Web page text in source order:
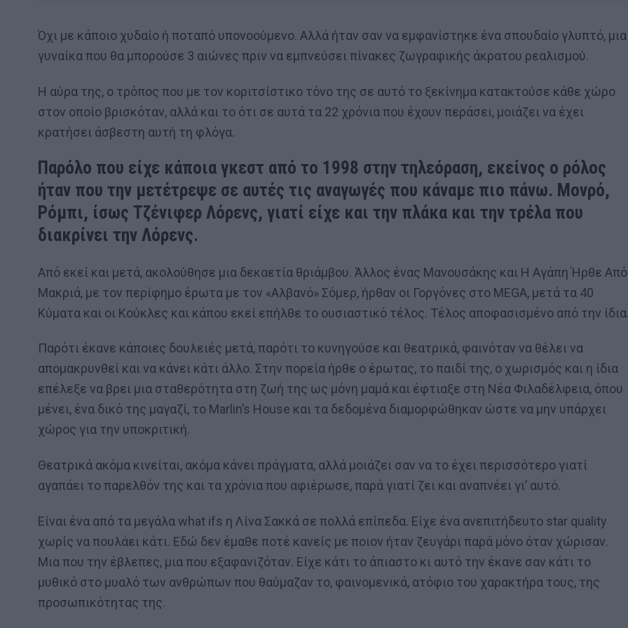
Όχι με κάποιο χυδαίο ή ποταπό υπονοούμενο. Αλλά ήταν σαν να εμφανίστηκε ένα σπουδαίο γλυπτό, μια
γυναίκα που θα μπορούσε 3 αιώνες πριν να εμπνεύσει πίνακες ζωγραφικής άκρατου ρεαλισμού.
Η αύρα της, ο τρόπος που με τον κοριτσίστικο τόνο της σε αυτό το ξεκίνημα κατακτούσε κάθε χώρο
στον οποίο βρισκόταν, αλλά και το ότι σε αυτά τα 22 χρόνια που έχουν περάσει, μοιάζει να έχει
κρατήσει άσβεστη αυτή τη φλόγα.
Παρόλο που είχε κάποια γκεστ από το 1998 στην τηλεόραση, εκείνος ο ρόλος
ήταν που την μετέτρεψε σε αυτές τις αναγωγές που κάναμε πιο πάνω. Μονρό,
Ρόμπι, ίσως Τζένιφερ Λόρενς, γιατί είχε και την πλάκα και την τρέλα που
διακρίνει την Λόρενς.
Από εκεί και μετά, ακολούθησε μια δεκαετία θριάμβου. Άλλος ένας Μανουσάκης και Η Αγάπη Ήρθε Από
Μακριά, με τον περίφημο έρωτα με τον «Αλβανό» Σόμερ, ήρθαν οι Γοργόνες στο MEGA, μετά τα 40
Κύματα και οι Κούκλες και κάπου εκεί επήλθε το ουσιαστικό τέλος. Τέλος αποφασισμένο από την
Παρότι έκανε κάποιες δουλειές μετά, παρότι το κυνηγούσε και θεατρικά, φαινόταν να θέλει να
απομακρυνθεί και να κάνει κάτι άλλο. Στην πορεία ήρθε ο έρωτας, το παιδί της, ο χωρισμός και η ίδια
επέλεξε να βρει μια σταθερότητα στη ζωή της ως μόνη μαμά και έφτιαξε στη Νέα Φιλαδέλφεια, όπου
μένει, ένα δικό της μαγαζί, το Marlin’s House και τα δεδομένα διαμορφώθηκαν ώστε να μην υπάρχει
χώρος για την υποκριτική.
Θεατρικά ακόμα κινείται, ακόμα κάνει πράγματα, αλλά μοιάζει σαν να το έχει περισσότερο γιατί
αγαπάει το παρελθόν της και τα χρόνια που αφιέρωσε, παρά γιατί ζει και αναπνέει γι’ αυτό.
Είναι ένα από τα μεγάλα what ifs η Λίνα Σακκά σε πολλά επίπεδα. Είχε ένα ανεπιτήδευτο star quality
χωρίς να πουλάει κάτι. Εδώ δεν έμαθε ποτέ κανείς με ποιον ήταν ζευγάρι παρά μόνο όταν χώρισαν.
Μια που την έβλεπες, μια που εξαφανιζόταν. Είχε κάτι το άπιαστο κι αυτό την έκανε σαν κάτι το
μυθικό στο μυαλό των ανθρώπων που θαύμαζαν το, φαινομενικά, ατόφιο του χαρακτήρα τους, της
προσωπικότητας της.